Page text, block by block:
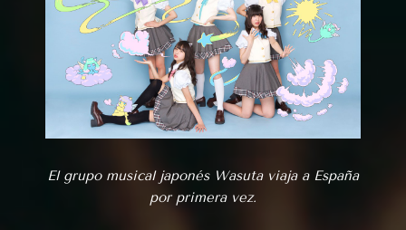
El grupo musical japonés Wasuta viaja a España
por primera vez.